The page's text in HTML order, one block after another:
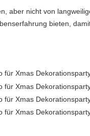
aber nicht von
bieten,